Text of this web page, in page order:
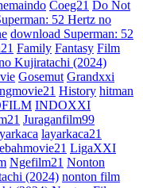
Coeg21 Do Not
52 Hertz no
download Superman: 52
Family Fantasy Film
Kujiratachi (2024)
Gosemut Grandxxi
History hitman
INDOXXI
Juraganfilm99
layarkaca21
LigaXXI
Ngefilm21 Nonton
(2024) nonton film